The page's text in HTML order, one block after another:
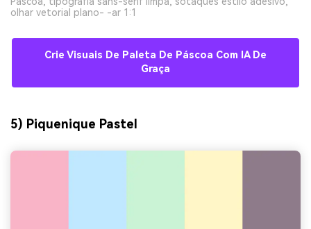
olhar vetorial plano- -ar 1:1
Crie Visuais De Paleta De Páscoa Com IA De
Graça
5) Piquenique Pastel